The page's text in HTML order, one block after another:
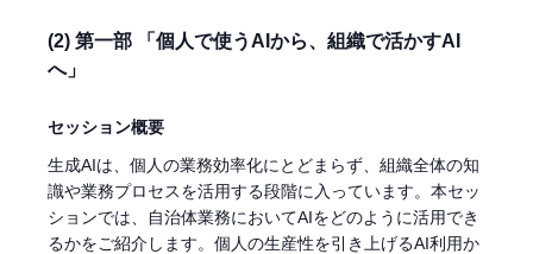
(2) 第一部 「個人で使うAIから、組織で活かすAI
へ」
セッション概要
生成AIは、個人の業務効率化にとどまらず、組織全体の知
識や業務プロセスを活用する段階に入っています。本セッ
ションでは、自治体業務においてAIをどのように活用でき
るかをご紹介します。個人の生産性を引き上げるAI利用か